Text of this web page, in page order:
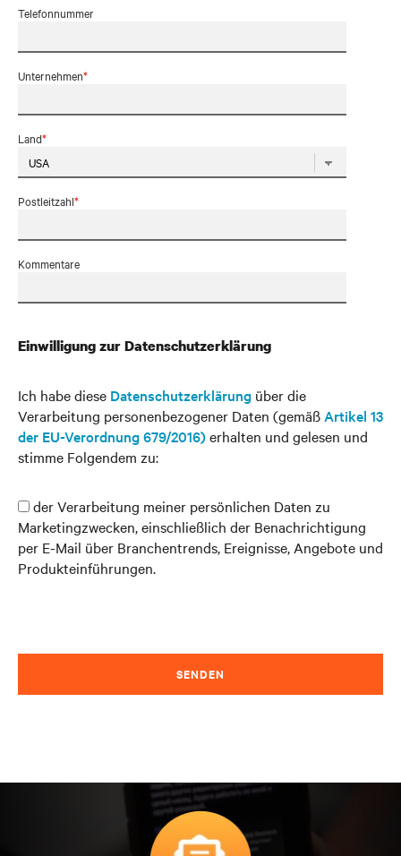
Telefonnummer
Unternehmen*
Land*
Postleitzahl*
Kommentare
Einwilligung zur Datenschutzerklärung
Ich habe diese Datenschutzerklärung über die
Verarbeitung personenbezogener Daten (gemäß Artikel 13
der EU-Verordnung 679/2016)erhalten und gelesen und
stimme Folgendem zu:
der Verarbeitung meiner persönlichen Daten zu
Marketingzwecken, einschließlich der Benachrichtigung
per E-Mail über Branchentrends, Ereignisse, Angebote und
Produkteinführungen.
SENDEN